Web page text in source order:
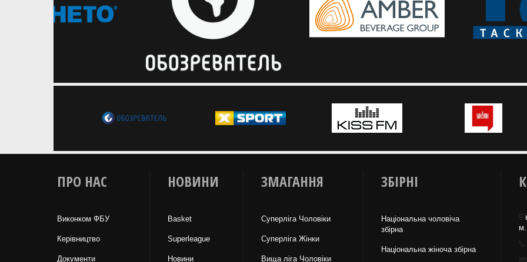
ПРО НАС
Виконком ФБУ
Керівництво
Документи
НОВИНИ
Basket
Superleague
Новини
ЗМАГАННЯ
Суперліга Чоловіки
Суперліга Жінки
Вища лiга Чоловіки
ЗБІРНІ
Національна чоловіча
збірна
Національна жiноча збірна
м.